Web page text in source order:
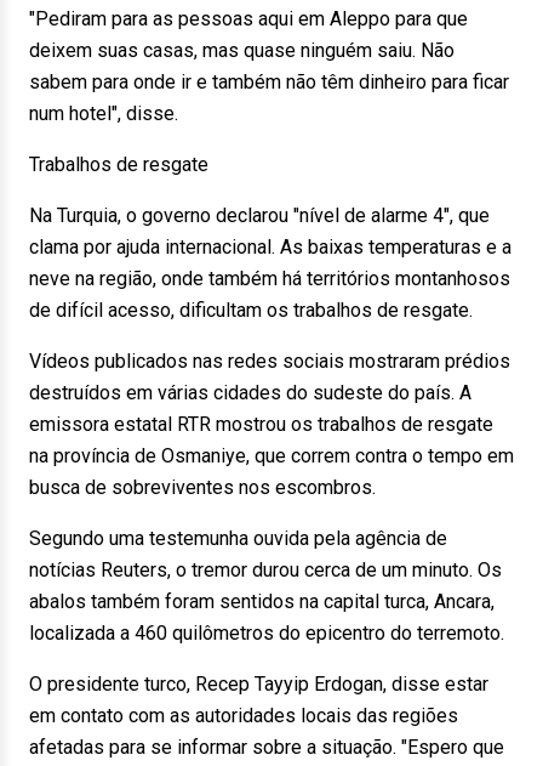
"Pediram para as pessoas aqui em Aleppo para que
deixem suas casas, mas quase ninguém saiu. Não
sabem para onde ir e também não têm dinheiro para ficar
num hotel", disse.
Trabalhos de resgate
Na Turquia, o governo declarou "nível de alarme 4", que
clama por ajuda internacional. As baixas temperaturas e a
neve na região, onde também há territórios montanhosos
de difícil acesso, dificultam os trabalhos de resgate.
Vídeos publicados nas redes sociais mostraram prédios
destruídos em várias cidades do sudeste do país. A
emissora estatal RTR mostrou os trabalhos de resgate
na província de Osmaniye, que correm contra o tempo em
busca de sobreviventes nos escombros.
Segundo uma testemunha ouvida pela agência de
notícias Reuters, o tremor durou cerca de um minuto. Os
abalos também foram sentidos na capital turca, Ancara,
localizada a 460 quilômetros do epicentro do terremoto.
O presidente turco, Recep Tayyip Erdogan, disse estar
em contato com as autoridades locais das regiões
afetadas para se informar sobre a situação. "Espero que